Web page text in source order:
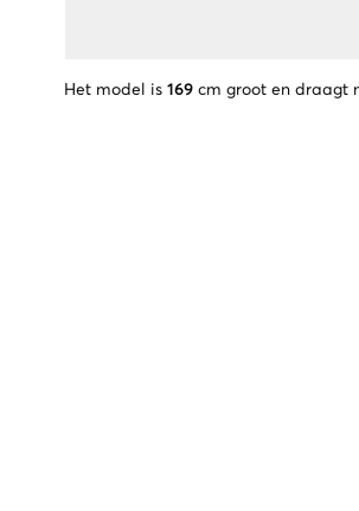
Het model is 169 cm groot en draagt